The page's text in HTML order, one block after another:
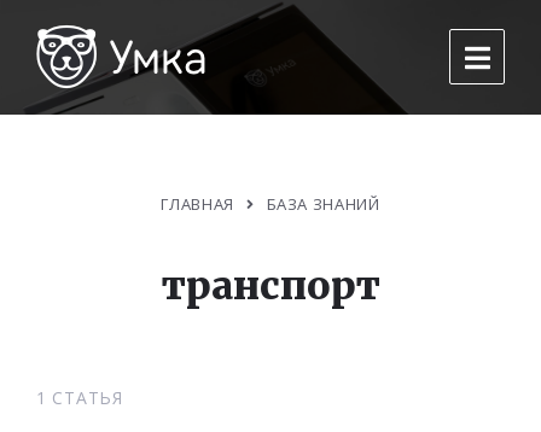
ГЛАВНАЯ БАЗА ЗНАНИЙ
транспорт
1 СТАТЬЯ